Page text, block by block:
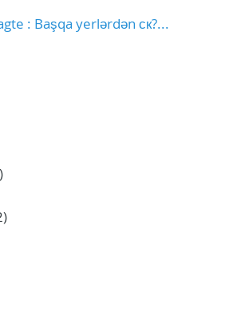
: Başqa yerlərdən ск?...